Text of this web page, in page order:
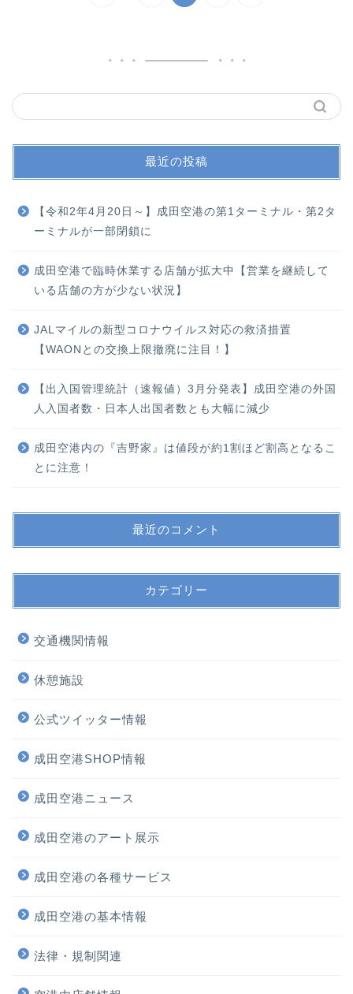
最近の投稿
【令和2年4月20日～】成田空港の第1ターミナル・第2タ
ーミナルが一部閉鎖に
成田空港で臨時休業する店舗が拡大中【営業を継続して
いる店舗の方が少ない状況】
JALマイルの新型コロナウイルス対応の救済措置
【WAONとの交換上限撤廃に注目！】
【出入国管理統計（速報値）3月分発表】成田空港の外国
人入国者数・日本人出国者数とも大幅に減少
成田空港内の『吉野家』は値段が約1割ほど割高となるこ
とに注意！
最近のコメント
カテゴリー
交通機関情報
休憩施設
公式ツイッター情報
成田空港SHOP情報
成田空港ニュース
成田空港のアート展示
成田空港の各種サービス
成田空港の基本情報
法律・規制関連